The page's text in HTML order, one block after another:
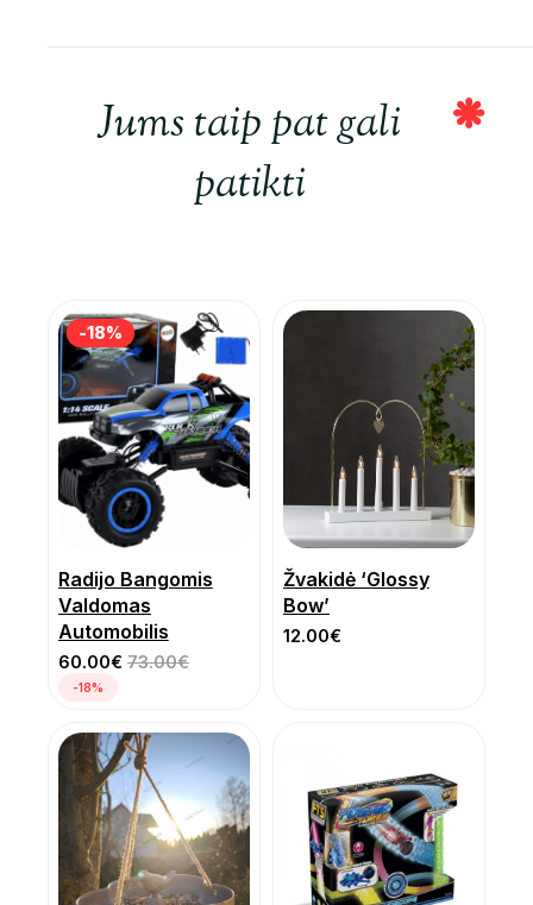
Jums taip pat gali
patikti
Radijo Bangomis
Valdomas
Automobilis
60.00€ 73.00€
-18%
-18%
-18%
Žvakidė ‘Glossy
Bow’
12.00€